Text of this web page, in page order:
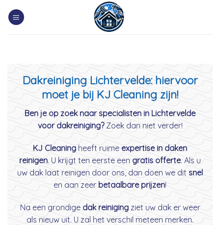
Dakreiniging Lichtervelde: hiervoor
moet je bij KJ Cleaning zijn!
Ben je op zoek naar specialisten in Lichtervelde
voor dakreiniging?Zoek dan niet verder!
KJ Cleaning heeft ruime expertise in daken
reinigen. U krijgt ten eerste een gratis offerte. Als u
uw dak laat reinigen door ons, dan doen we dit snel
en aan zeer betaalbare prijzen!
Na een grondige dak reinigingziet uw dak er weer
als nieuw uit. U zal het verschil meteen merken.